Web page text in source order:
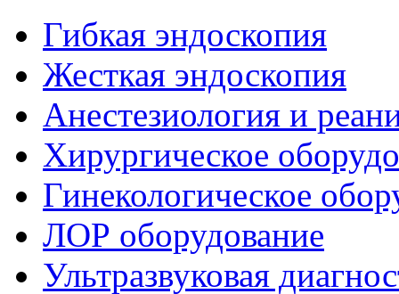
Гибкая эндоскопия
Жесткая эндоскопия
Анестезиология и
Хирургическое
Гинекологическое
ЛОР оборудование
Ультразвуковая